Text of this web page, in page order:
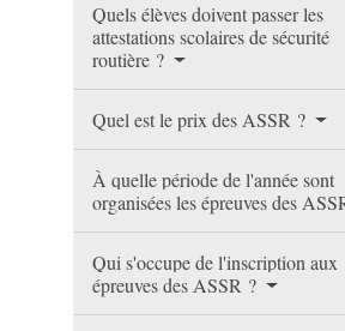
Quels élèves doivent passer les
attestations scolaires de sécurité
routière ?
Quel est le prix des ASSR ?
À quelle période de l'année sont
organisées les épreuves des
Qui s'occupe de l'inscription aux
épreuves des ASSR ?